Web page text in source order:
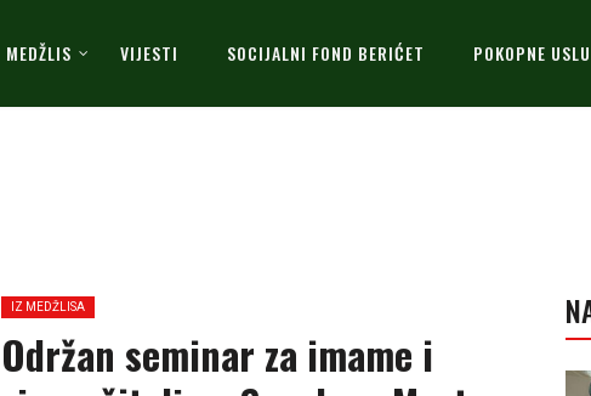
MEDŽLIS VIJESTI SOCIJALNI FOND BERIĆET POKOPNE
IZ MEDŽLISA
Održan seminar za imame i